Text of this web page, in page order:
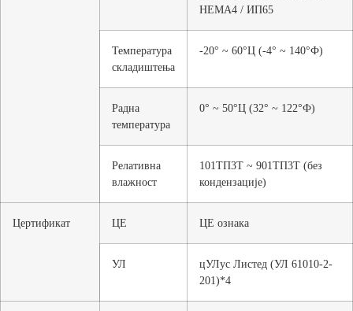
НЕМА4 / ИП65
Температура
складиштења
-20° ~ 60°Ц (-4° ~ 140°Ф)
Радна
температура
0° ~ 50°Ц (32° ~ 122°Ф)
Релативна
влажност
101ТП3Т ~ 901ТП3Т (без
кондензације)
Цертификат ЦЕ ЦЕ ознака
УЛ
цУЛус Листед (УЛ 61010-2-
201)*4